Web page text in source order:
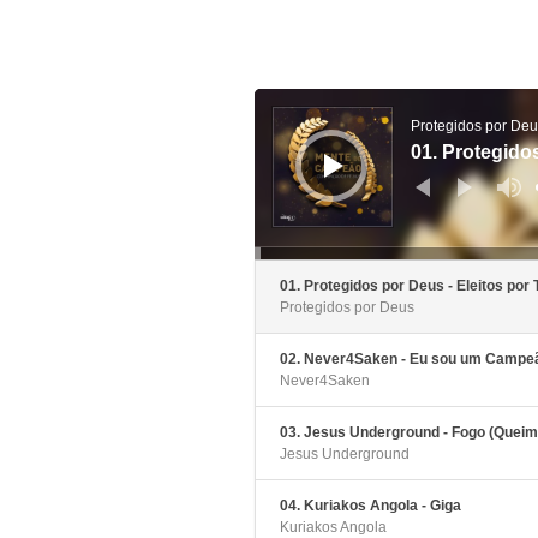
Reproductor
audio
Protegidos por
01.
01. Protegidos por Deus - Eleitos por
Protegidos por Deus
02. Never4Saken - Eu sou um
Never4Saken
03. Jesus Underground - Fogo
Jesus Underground
04. Kuriakos Angola - Giga
Kuriakos Angola